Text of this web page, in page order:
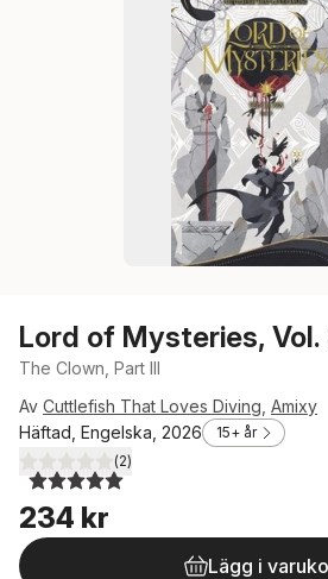
Lord of Mysteries, Vol.
The Clown, Part III
Av Cuttlefish That Loves Diving Amixy
Häftad, Engelska, 2026
15+ år
5,0utav 5 stjärnor. Totalt antal röster:
(2)
234 kr
Lägg i